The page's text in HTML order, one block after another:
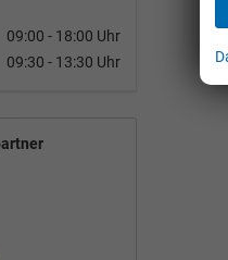
09:00 - 18:00 Uhr
09:30 - 13:30 Uhr